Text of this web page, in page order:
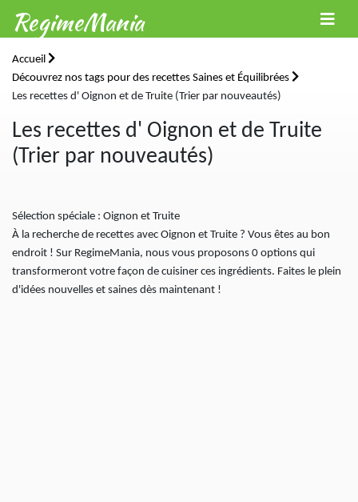
RegimeMania
Accueil
Découvrez nos tags pour des recettes Saines et Équilibrées
Les recettes d' Oignon et de Truite (Trier par nouveautés)
Les recettes d' Oignon et de Truite
(Trier par nouveautés)
Sélection spéciale : Oignon et Truite
À la recherche de recettes avec Oignon et Truite ? Vous êtes au bon
endroit ! Sur RegimeMania, nous vous proposons 0 options qui
transformeront votre façon de cuisiner ces ingrédients. Faites le plein
d'idées nouvelles et saines dès maintenant !